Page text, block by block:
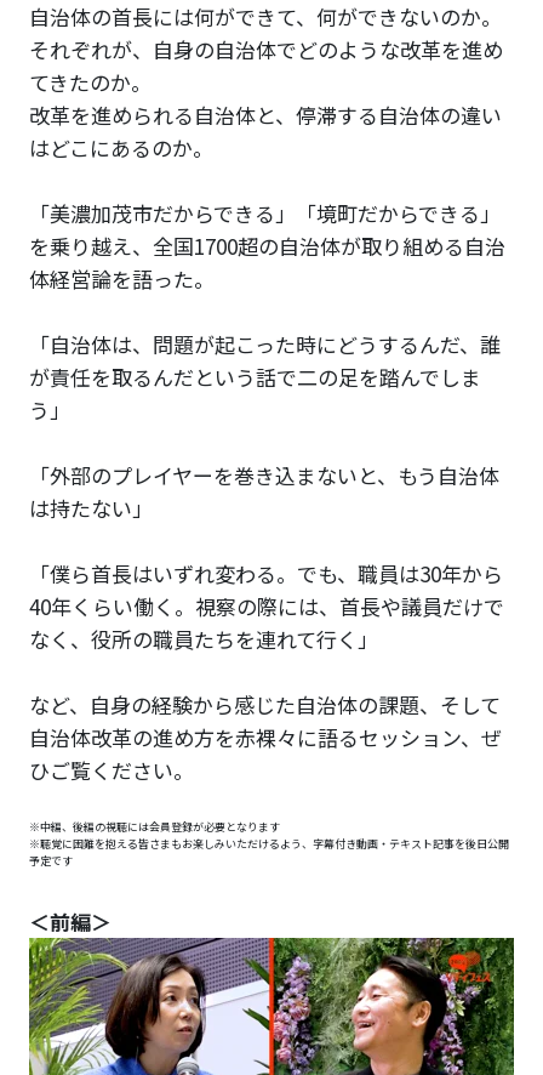
自治体の首長には何ができて、何ができないのか。
それぞれが、自身の自治体でどのような改革を進め
てきたのか。
改革を進められる自治体と、停滞する自治体の違い
はどこにあるのか。
「美濃加茂市だからできる」「境町だからできる」
を乗り越え、全国1700超の自治体が取り組める自治
体経営論を語った。
「自治体は、問題が起こった時にどうするんだ、誰
が責任を取るんだという話で二の足を踏んでしま
う」
「外部のプレイヤーを巻き込まないと、もう自治体
は持たない」
「僕ら首長はいずれ変わる。でも、職員は30年から
40年くらい働く。視察の際には、首長や議員だけで
なく、役所の職員たちを連れて行く」
など、自身の経験から感じた自治体の課題、そして
自治体改革の進め方を赤裸々に語るセッション、ぜ
ひご覧ください。
※中編、後編の視聴には会員登録が必要となります
※聴覚に困難を抱える皆さまもお楽しみいただけるよう、字幕付き動画・テキスト記事を後日公開
予定です
＜前編＞